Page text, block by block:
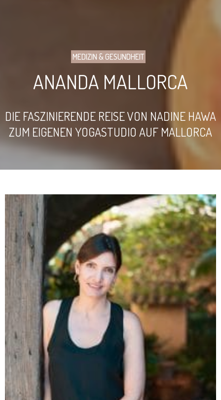
MEDIZIN & GESUNDHEIT
ANANDA MALLORCA
DIE FASZINIERENDE REISE VON NADINE HAWA
ZUM EIGENEN YOGASTUDIO AUF MALLORCA